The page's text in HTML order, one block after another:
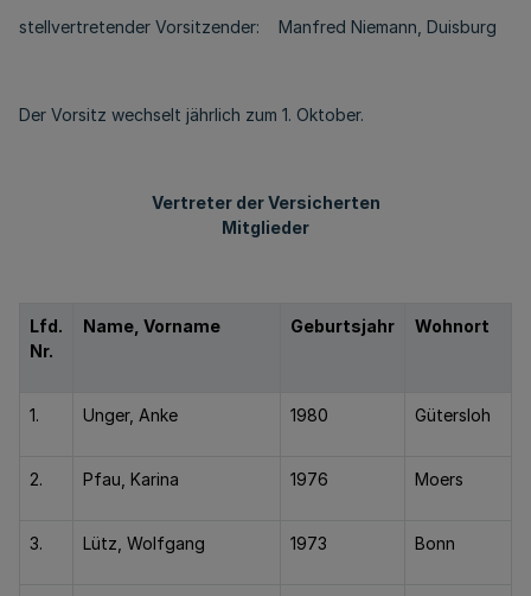
stellvertretender Vorsitzender: Manfred Niemann, Duisburg
Der Vorsitz wechselt jährlich zum 1. Oktober.
Vertreter der Versicherten
Mitglieder
Lfd.
Nr.
Name, Vorname Geburtsjahr Wohnort
1. Unger, Anke 1980 Gütersloh
2. Pfau, Karina 1976 Moers
3. Lütz, Wolfgang 1973 Bonn